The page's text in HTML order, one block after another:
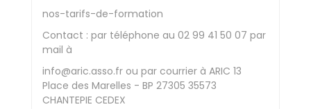
nos-tarifs-de-formation
Contact : par téléphone au 02 99 41 50 07 par
mail à
info@aric.asso.fr ou par courrier à ARIC 13
Place des Marelles - BP 27305 35573
CHANTEPIE CEDEX